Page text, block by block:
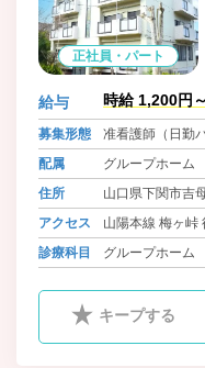
正社員・パート
給与 時給 1,200円
募集形態
准看護師（日勤
配属
グループホーム
住所
山口県下関市吉
アクセス
山陽本線 梅ヶ峠
診療科目
グループホーム
キープする